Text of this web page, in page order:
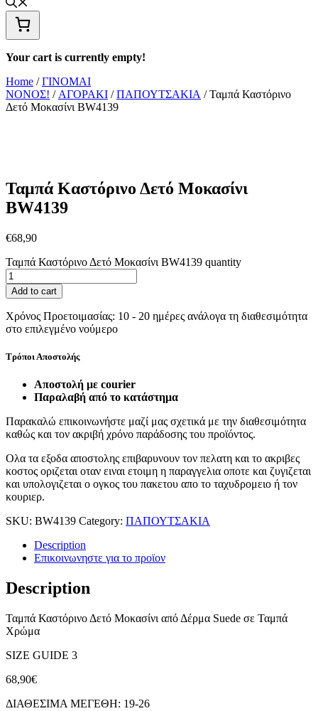
Your cart is currently empty!
Home /ΓΙΝΟΜΑΙ
ΝΟΝΟΣ! / ΑΓΟΡΑΚΙ /ΠΑΠΟΥΤΣΑΚΙΑ / Ταμπά Καστόρινο
Δετό Μοκασίνι BW4139
Ταμπά Καστόρινο Δετό Μοκασίνι
BW4139
€68,90
Ταμπά Καστόρινο Δετό Μοκασίνι BW4139 quantity
Add to cart
Χρόνος Προετοιμασίας: 10 - 20 ημέρες ανάλογα τη διαθεσιμότητα
στο επιλεγμένο νούμερο
Τρόποι Αποστολής
Aποστoλή με courier
Παραλαβή από το κατάστημα
Παρακαλώ επικοινωνήστε μαζί μας σχετικά με την διαθεσιμότητα
καθώς και τον ακριβή χρόνο παράδοσης του προϊόντος.
Ολα τα εξοδα αποστολης επιβαρυνουν τον πελατη και το ακριβες
κοστος οριζεται οταν ειναι ετοιμη η παραγγελια οποτε και ζυγιζεται
και υπολογιζεται ο ογκος του πακετου απο το ταχυδρομειο ή τον
κουριερ.
SKU: BW4139 Category: ΠΑΠΟΥΤΣΑΚΙΑ
Description
Επικοινωνηστε για το προϊoν
Description
Ταμπά Καστόρινο Δετό Μοκασίνι από Δέρμα Suede σε Ταμπά
Χρώμα
SIZE GUIDE 3
68,90€
ΔΙΑΘΕΣΙΜΑ ΜΕΓΕΘΗ: 19-26